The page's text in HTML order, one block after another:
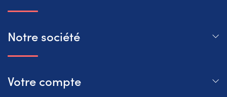
Notre société
Votre compte